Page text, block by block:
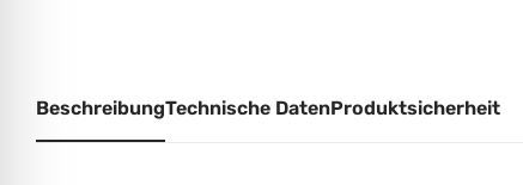
BeschreibungTechnische DatenProduktsicherheit